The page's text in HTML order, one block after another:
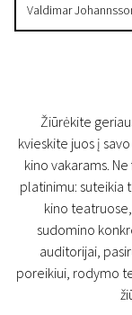
Valdimar
Žiūrėkite
kvieskite juos į
kino vakarams.
platinimu: suteikia
kino
sudomino
auditorijai,
poreikiui, rodymo